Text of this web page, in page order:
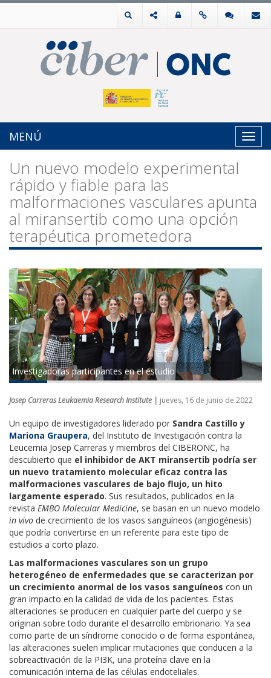
MENÚ
Un nuevo modelo experimental
rápido y fiable para las
malformaciones vasculares apunta
al miransertib como una opción
terapéutica prometedora
Investigadoras participantes en el estudio
Josep Carreras Leukaemia Research Institute | jueves, 16 de junio de 2022
Un equipo de investigadores liderado por Sandra Castillo y
Mariona Graupera, del Instituto de Investigación contra la
Leucemia Josep Carreras y miembros del CIBERONC, ha
descubierto que el inhibidor de AKT miransertib podría ser
un nuevo tratamiento molecular eficaz contra las
malformaciones vasculares de bajo flujo, un hito
largamente esperado. Sus resultados, publicados en la
revista EMBO Molecular Medicine, se basan en un nuevo modelo
in vivo de crecimiento de los vasos sanguíneos (angiogénesis)
que podría convertirse en un referente para este tipo de
estudios a corto plazo.
Las malformaciones vasculares son un grupo
heterogéneo de enfermedades que se caracterizan por
un crecimiento anormal de los vasos sanguíneos con un
gran impacto en la calidad de vida de los pacientes. Estas
alteraciones se producen en cualquier parte del cuerpo y se
originan sobre todo durante el desarrollo embrionario. Ya sea
como parte de un síndrome conocido o de forma espontánea,
las alteraciones suelen implicar mutaciones que conducen a la
sobreactivación de la PI3K, una proteína clave en la
comunicación interna de las células endoteliales.